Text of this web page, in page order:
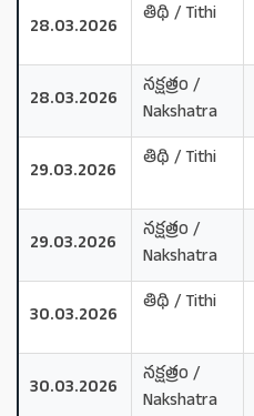
28.03.2026
తిథి / Tithi
28.03.2026
నక్షత్రం /
Nakshatra
29.03.2026
తిథి / Tithi
29.03.2026
నక్షత్రం /
Nakshatra
30.03.2026
తిథి / Tithi
30.03.2026
నక్షత్రం /
Nakshatra